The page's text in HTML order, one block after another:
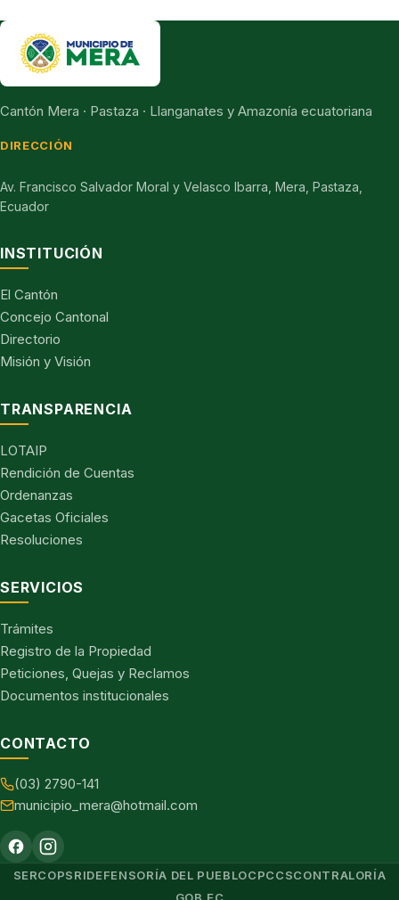
Cantón Mera · Pastaza · Llanganates y Amazonía ecuatoriana
DIRECCIÓN
Av. Francisco Salvador Moral y Velasco Ibarra, Mera, Pastaza,
Ecuador
INSTITUCIÓN
El Cantón
Concejo Cantonal
Directorio
Misión y Visión
TRANSPARENCIA
LOTAIP
Rendición de Cuentas
Ordenanzas
Gacetas Oficiales
Resoluciones
SERVICIOS
Trámites
Registro de la Propiedad
Peticiones, Quejas y Reclamos
Documentos institucionales
CONTACTO
(03) 2790-141
municipio_mera@hotmail.com
SERCOPSRIDEFENSORÍA DEL PUEBLOCPCCSCONTRALORÍA